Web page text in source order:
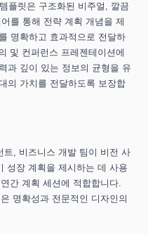
플릿은 구조화된 비주얼, 깔끔
를 통해 전략 계획 개념을 제
명확하고 효과적으로 전달하
및 컨퍼런스 프레젠테이션에
과 깊이 있는 정보의 균형을 유
의 가치를 전달하도록 보장합
트, 비즈니스 개발 팀이 비전 사
성장 계획을 제시하는 데 사용
간 계획 세션에 적합합니다.
명확성과 전문적인 디자인의